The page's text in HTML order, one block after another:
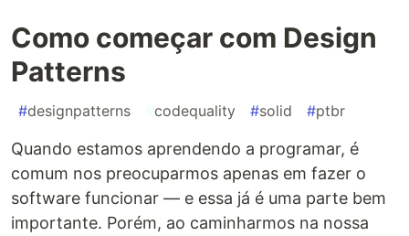
Como começar com Design
Patterns
#designpatterns #codequality #solid #ptbr
Quando estamos aprendendo a programar, é
comum nos preocuparmos apenas em fazer o
software funcionar — e essa já é uma parte bem
importante. Porém, ao caminharmos na nossa